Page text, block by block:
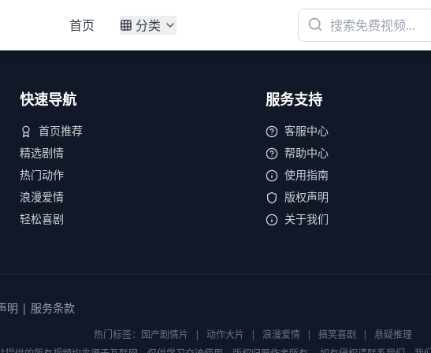
首页 分类
快速导航
首页推荐
精选剧情
热门动作
浪漫爱情
轻松喜剧
服务支持
客服中心
帮助中心
使用指南
版权声明
关于我们
明 | 服务条款
热门标签： 国产剧情片 | 动作大片 | 浪漫爱情 | 搞笑喜剧 |
悬疑推理